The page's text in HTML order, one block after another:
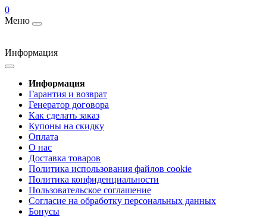
0
Меню
Информация
Информация
Гарантия и возврат
Генератор договора
Как сделать заказ
Купоны на скидку
Оплата
О нас
Доставка товаров
Политика использования файлов cookie
Политика конфиденциальности
Пользовательское соглашение
Согласие на обработку персональных данных
Бонусы